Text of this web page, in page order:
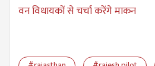
वन विधायकों से चर्चा करेंगे माकन